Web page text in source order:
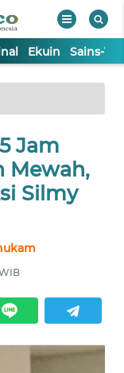
Ekuin Sains-
Jam
Mewah,
Silmy